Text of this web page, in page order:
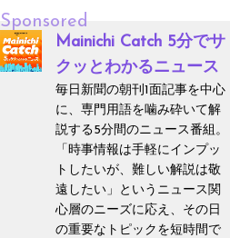
Sponsored
Mainichi Catch 5分でサ
クッとわかるニュース
毎日新聞の朝刊1面記事を中心
に、専門用語を噛み砕いて解
説する5分間のニュース番組。
「時事情報は手軽にインプッ
トしたいが、難しい解説は敬
遠したい」というニュース関
心層のニーズに応え、その日
の重要なトピックを短時間で